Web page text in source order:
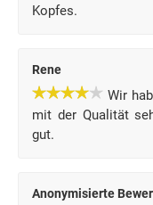
Kopfes.
Rene
Wir
mit der Qualität
gut.
Anonymisierte